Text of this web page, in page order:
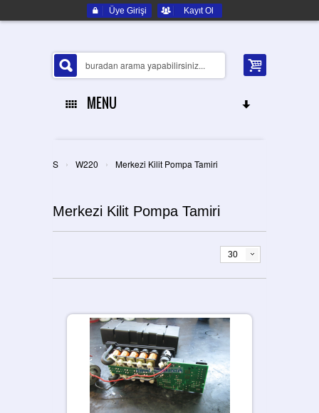
Üye Girişi Kayıt Ol
MENU
ELEKTRONIK YEDEK PARÇA
S › W220 › Merkezi Kilit Pompa Tamiri
Merkezi Kilit Pompa Tamiri
30